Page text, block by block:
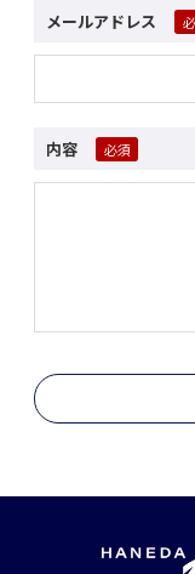
メールアドレス
内容